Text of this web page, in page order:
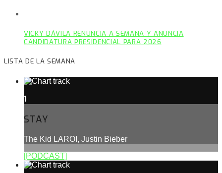
VICKY DÁVILA RENUNCIA A SEMANA Y ANUNCIA
CANDIDATURA PRESIDENCIAL PARA 2026
LISTA DE LA SEMANA
1
STAY
The Kid LAROI, Justin Bieber
[PODCAST]